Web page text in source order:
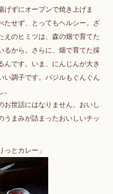
げずにオーブンで焼き上げま
たせず、とってもヘルシー。ざ
えのヒミツは、森の畑で育てた
るから。さらに、畑で育てた採
んです。いま、にんじんが大き
い調子です。バジルもぐんぐん
お世話にはなりません。おいし
うまみが詰まったおいしいチッ
とカレー」